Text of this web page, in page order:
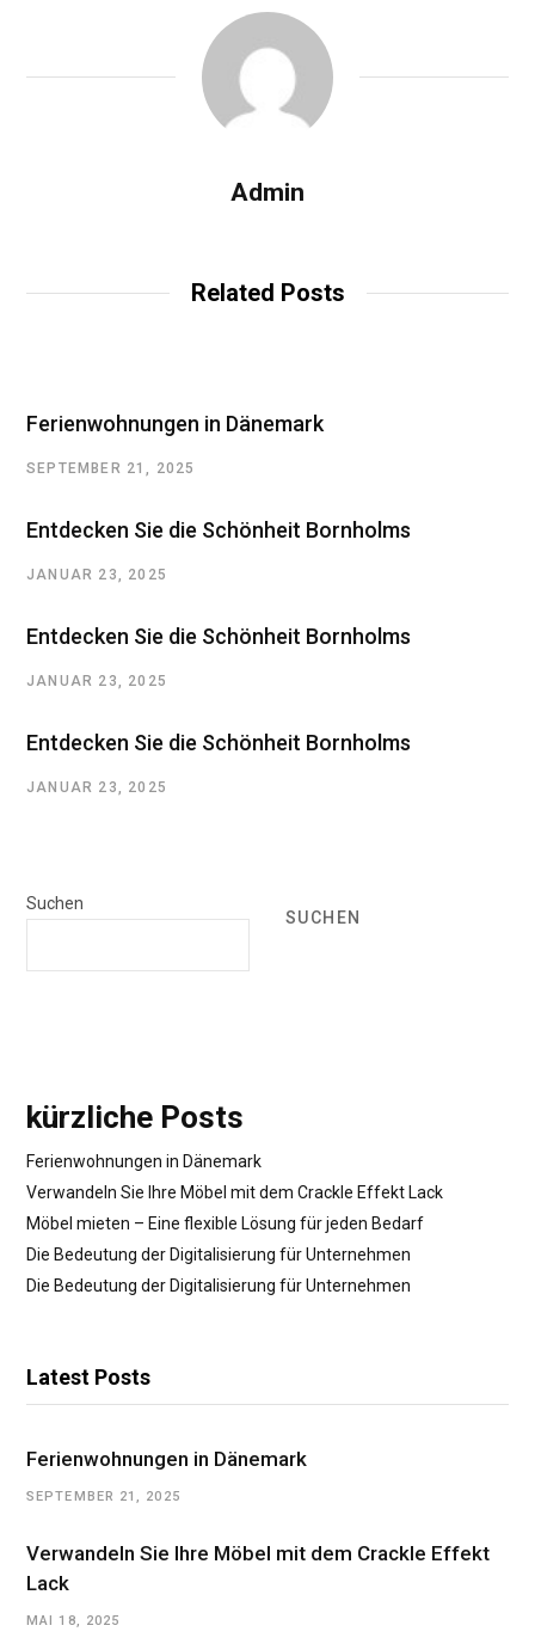
Admin
Related Posts
Ferienwohnungen in Dänemark
SEPTEMBER 21, 2025
Entdecken Sie die Schönheit Bornholms
JANUAR 23, 2025
Entdecken Sie die Schönheit Bornholms
JANUAR 23, 2025
Entdecken Sie die Schönheit Bornholms
JANUAR 23, 2025
Suchen
SUCHEN
kürzliche Posts
Ferienwohnungen in Dänemark
Verwandeln Sie Ihre Möbel mit dem Crackle Effekt Lack
Möbel mieten – Eine flexible Lösung für jeden Bedarf
Die Bedeutung der Digitalisierung für Unternehmen
Die Bedeutung der Digitalisierung für Unternehmen
Latest Posts
Ferienwohnungen in Dänemark
SEPTEMBER 21, 2025
Verwandeln Sie Ihre Möbel mit dem Crackle Effekt
Lack
MAI 18, 2025